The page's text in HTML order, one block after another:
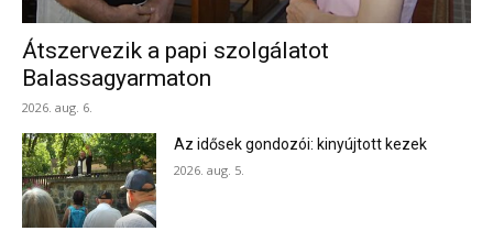
Átszervezik a papi szolgálatot
Balassagyarmaton
2026. aug. 6.
Az idősek gondozói: kinyújtott kezek
2026. aug. 5.